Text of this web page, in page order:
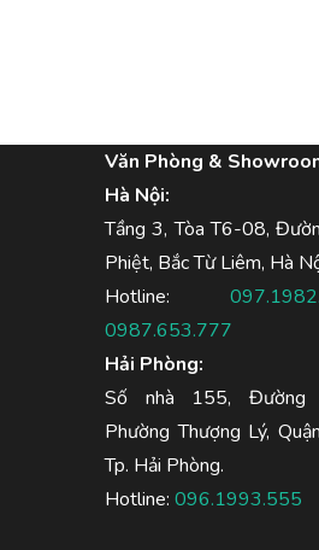
Văn Phòng &
Hà Nội:
Tầng 3, Tòa T6-08,
Phiệt, Bắc Từ Liêm, Hà
Hotline:
0987.653.777
Hải Phòng:
Số nhà 155, Đường
Phường Thượng Lý,
Tp. Hải Phòng.
Hotline: 096.1993.555